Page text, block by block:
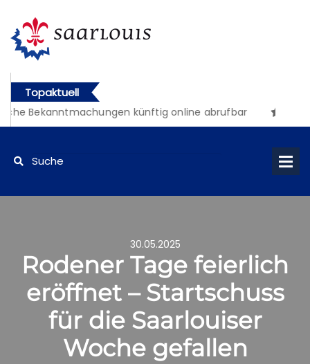
Topaktuell
Bekanntmachungen künftig online abrufbar
30.05.2025
Rodener Tage feierlich
eröffnet – Startschuss
für die Saarlouiser
Woche gefallen